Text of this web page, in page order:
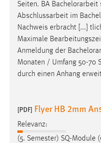
Seiten. BA Bachelorarbeit
Abschlussarbeit im
Nachweis erbracht [...]
Maximale
Anmeldung der
Monaten / Umfang 50-70
durch einen Anhang
[PDF] Flyer HB 2mm
Relevanz:
(5. Semester) SQ-Module